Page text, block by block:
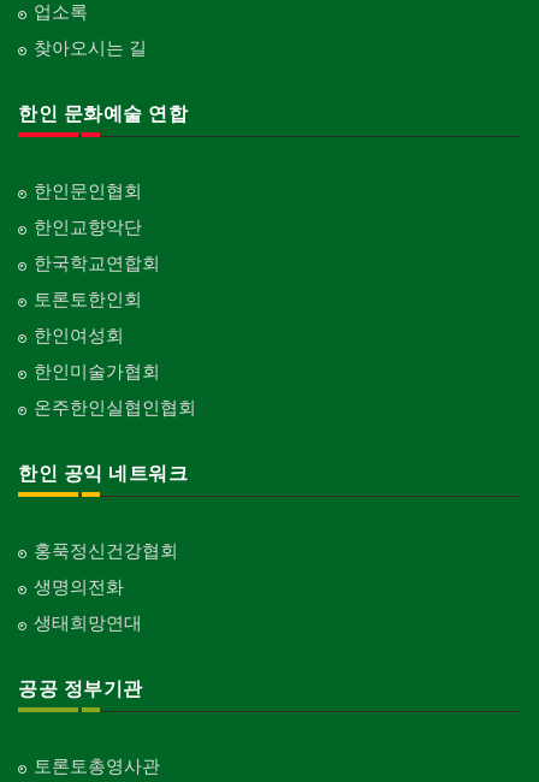
업소록
찾아오시는 길
한인 문화예술 연합
한인문인협회
한인교향악단
한국학교연합회
토론토한인회
한인여성회
한인미술가협회
온주한인실협인협회
한인 공익 네트워크
홍푹정신건강협회
생명의전화
생태희망연대
공공 정부기관
토론토총영사관